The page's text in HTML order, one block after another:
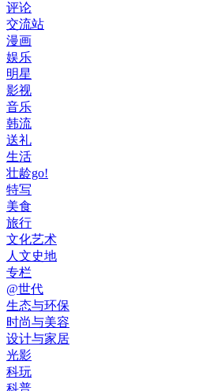
评论
交流站
漫画
娱乐
明星
影视
音乐
韩流
送礼
生活
壮龄go!
特写
美食
旅行
文化艺术
人文史地
专栏
@世代
生态与环保
时尚与美容
设计与家居
光影
科玩
科普